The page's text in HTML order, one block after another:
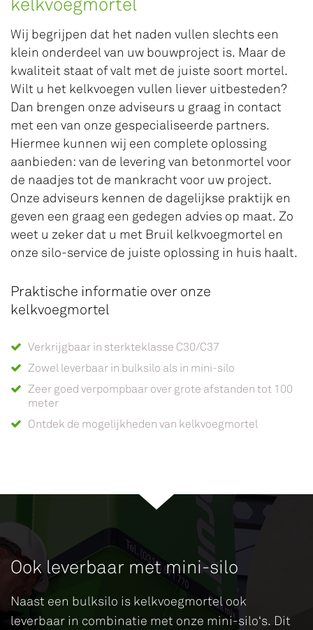
kelkvoegmortel
Wij begrijpen dat het naden vullen slechts een
klein onderdeel van uw bouwproject is. Maar de
kwaliteit staat of valt met de juiste soort mortel.
Wilt u het kelkvoegen vullen liever uitbesteden?
Dan brengen onze adviseurs u graag in contact
met een van onze gespecialiseerde partners.
Hiermee kunnen wij een complete oplossing
aanbieden: van de levering van betonmortel voor
de naadjes tot de mankracht voor uw project.
Onze adviseurs kennen de dagelijkse praktijk en
geven een graag een gedegen advies op maat. Zo
weet u zeker dat u met Bruil kelkvoegmortel en
onze silo-service de juiste oplossing in huis haalt.
Praktische informatie over onze
kelkvoegmortel
Verkrijgbaar in sterkteklasse C30/C37
Zowel leverbaar in bulksilo als in mini-silo
Zeer goed verpompbaar over grote afstanden tot 100
meter
Ontdek de mogelijkheden van kelkvoegmortel
Ook leverbaar met mini-silo
Naast een bulksilo is kelkvoegmortel ook
leverbaar in combinatie met onze mini-silo‘s. Dit